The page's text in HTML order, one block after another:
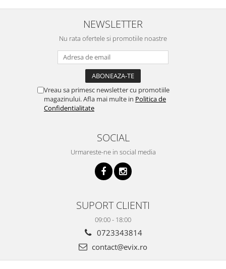
NEWSLETTER
Nu rata ofertele si promotiile noastre
Vreau sa primesc newsletter cu promotiile
magazinului. Afla mai multe in Politica de
Confidentialitate
SOCIAL
Urmareste-ne in social media
SUPORT CLIENTI
09:00 - 18:00
0723343814
contact@evix.ro